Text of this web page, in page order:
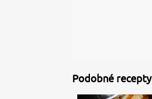
Podobné recepty